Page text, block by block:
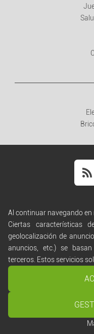
Borrar todo
Copyright ©Script
Al continuar navegando en
Ciertas características
geolocalización de
anuncios, etc.) se
terceros. Estos servicios